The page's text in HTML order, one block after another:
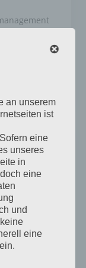
der
|
|
an unserem
ist
eine
unseres
in
eine
und
eine